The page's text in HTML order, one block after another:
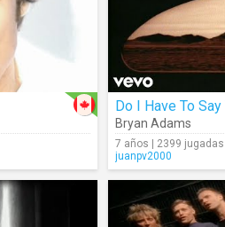
Bryan Adams
7 años | 2399 jugadas
juanpv2000